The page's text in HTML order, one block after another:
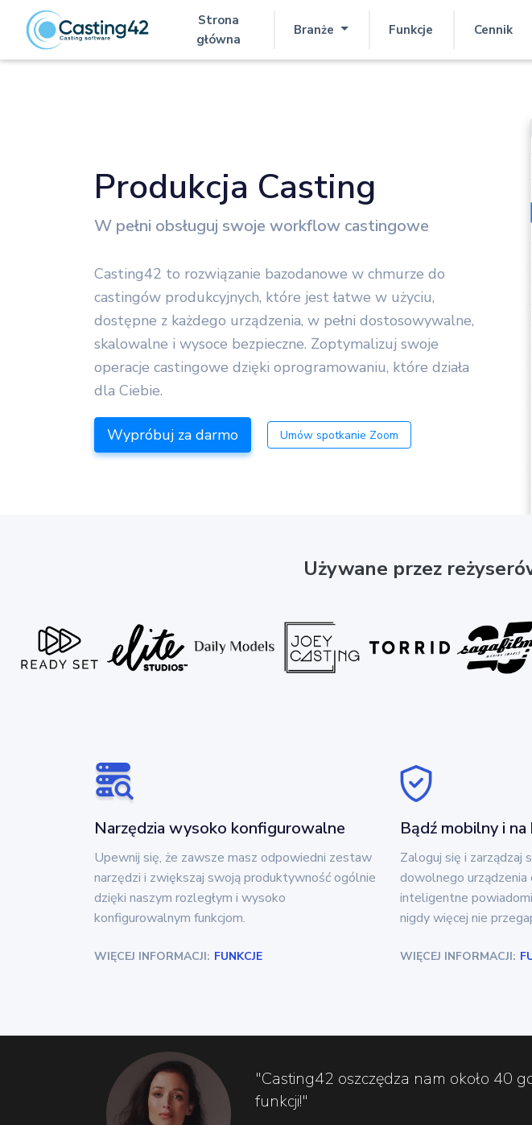
Strona
główna
(aktualna)
Branże Funkcje Cennik
Produkcja Casting
W pełni obsługuj swoje workflow castingowe
Casting42 to rozwiązanie bazodanowe w chmurze do
castingów produkcyjnych, które jest łatwe w użyciu,
dostępne z każdego urządzenia, w pełni dostosowywalne,
skalowalne i wysoce bezpieczne. Zoptymalizuj swoje
operacje castingowe dzięki oprogramowaniu, które działa
dla Ciebie.
Wypróbuj za darmo Umów spotkanie Zoom
Używane przez
Narzędzia wysoko konfigurowalne
Upewnij się, że zawsze masz odpowiedni zestaw
narzędzi i zwiększaj swoją produktywność ogólnie
dzięki naszym rozległym i wysoko
konfigurowalnym funkcjom.
WIĘCEJ INFORMACJI: FUNKCJE
Bądź mobilny i na
Zaloguj się i zarządzaj
dowolnego urządzenia
inteligentne
nigdy więcej nie
WIĘCEJ INFORMACJI:
"Casting42 oszczędza nam około 40
funkcji!"